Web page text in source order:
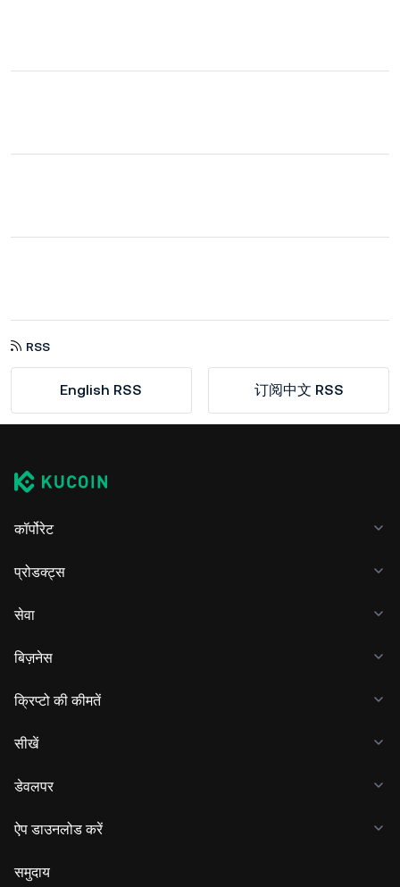
RSS
English RSS 订阅中文 RSS
कॉर्पोरेट
प्रोडक्ट्स
सेवा
बिज़नेस
क्रिप्टो की कीमतें
सीखें
डेवलपर
ऐप डाउनलोड करें
समुदाय